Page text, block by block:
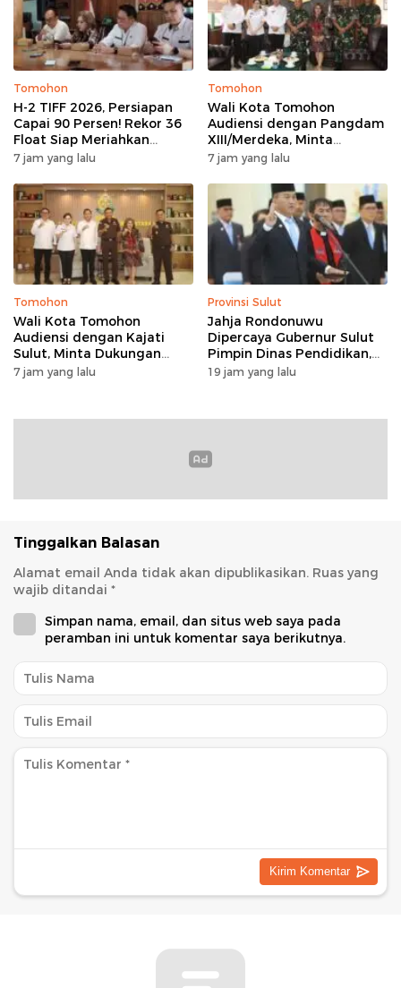
Gorontalo
Tomohon
H-2 TIFF 2026, Persiapan
Capai 90 Persen! Rekor 36
Float Siap Meriahkan
Parade Bunga, Kursi VIP
7 jam yang lalu
Tomohon
Wali Kota Tomohon
Audiensi dengan Pangdam
XIII/Merdeka, Minta
Dukungan Keamanan
7 jam yang lalu
Tomohon
Wali Kota Tomohon
Audiensi dengan Kajati
Sulut, Minta Dukungan
Hukum untuk TIFF 2026
7 jam yang lalu
Provinsi Sulut
Jahja Rondonuwu
Dipercaya Gubernur Sulut
Pimpin Dinas Pendidikan,
Janji Perbaiki Indikator
19 jam yang lalu
Tinggalkan Balasan
Alamat email Anda tidak akan dipublikasikan. Ruas yang
wajib ditandai *
Simpan nama, email, dan situs web saya pada
peramban ini untuk komentar saya berikutnya.